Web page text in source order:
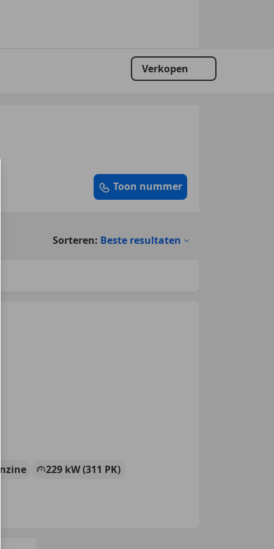
Verkopen
Toon nummer
Sorteren: Beste resultaten
229 kW (311 PK)